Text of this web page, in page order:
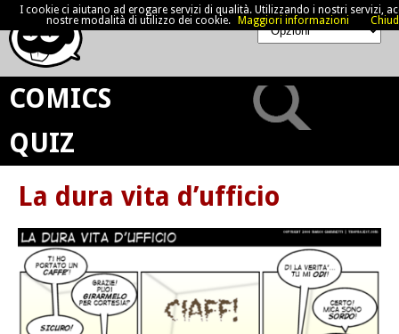
COMICS
QUIZ
La dura vita d’ufficio
I cookie ci aiutano ad erogare servizi di qualità. Utilizzando i nostri servizi,
nostre modalità di utilizzo dei cookie.
Maggiori informazioni